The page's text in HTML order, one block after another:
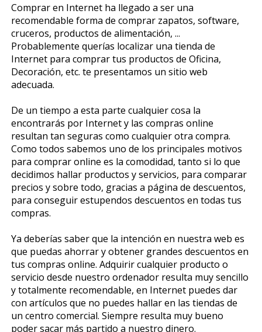
Comprar en Internet ha llegado a ser una
recomendable forma de comprar zapatos, software,
cruceros, productos de alimentación, ...
Probablemente querías localizar una tienda de
Internet para comprar tus productos de Oficina,
Decoración, etc. te presentamos un sitio web
adecuada.
De un tiempo a esta parte cualquier cosa la
encontrarás por Internet y las compras online
resultan tan seguras como cualquier otra compra.
Como todos sabemos uno de los principales motivos
para comprar online es la comodidad, tanto si lo que
decidimos hallar productos y servicios, para comparar
precios y sobre todo, gracias a página de descuentos,
para conseguir estupendos descuentos en todas tus
compras.
Ya deberías saber que la intención en nuestra web es
que puedas ahorrar y obtener grandes descuentos en
tus compras online. Adquirir cualquier producto o
servicio desde nuestro ordenador resulta muy sencillo
y totalmente recomendable, en Internet puedes dar
con artículos que no puedes hallar en las tiendas de
un centro comercial. Siempre resulta muy bueno
poder sacar más partido a nuestro dinero.